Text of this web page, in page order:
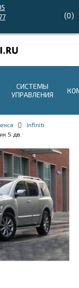
(0)
СИСТЕМЫ
УПРАВЛЕНИЯ
Infiniti
5 дв.